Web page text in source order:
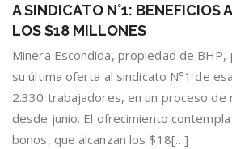
A SINDICATO N°1: BENEFICIOS
LOS $18 MILLONES
Minera Escondida, propiedad de
su última oferta al sindicato N°1 de
2.330 trabajadores, en un proceso de
desde junio. El ofrecimiento
bonos, que alcanzan los $18[…]